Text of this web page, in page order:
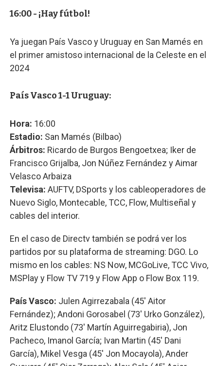
16:00 - ¡Hay fútbol!
Ya juegan País Vasco y Uruguay en San Mamés en
el primer amistoso internacional de la Celeste en el
2024
País Vasco 1-1 Uruguay:
Hora: 16:00
Estadio: San Mamés (Bilbao)
Árbitros: Ricardo de Burgos Bengoetxea; Iker de
Francisco Grijalba, Jon Núñez Fernández y Aimar
Velasco Arbaiza
Televisa: AUFTV, DSports y los cableoperadores de
Nuevo Siglo, Montecable, TCC, Flow, Multiseñal y
cables del interior.
En el caso de Directv también se podrá ver los
partidos por su plataforma de streaming: DGO. Lo
mismo en los cables: NS Now, MCGoLive, TCC Vivo,
MSPlay y Flow TV 719 y Flow App o Flow Box 119.
País Vasco: Julen Agirrezabala (45' Aitor
Fernández); Andoni Gorosabel (73' Urko González),
Aritz Elustondo (73' Martín Aguirregabiria), Jon
Pacheco, Imanol García; Ivan Martin (45' Dani
García), Mikel Vesga (45' Jon Mocayola), Ander